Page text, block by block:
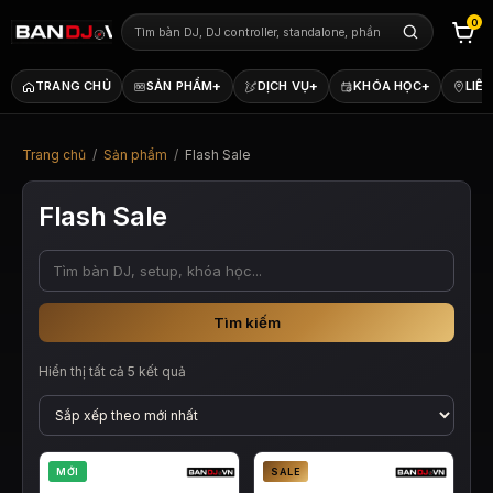
TRANG CHỦ SẢN PHẨM+ DỊCH VỤ+ KHÓA HỌC+
0
Trang chủ / Sản phẩm / Flash Sale
Flash Sale
Tìm kiếm
Hiển thị tất cả 5 kết quả
xếp
mới
nhất
MỚI SALE